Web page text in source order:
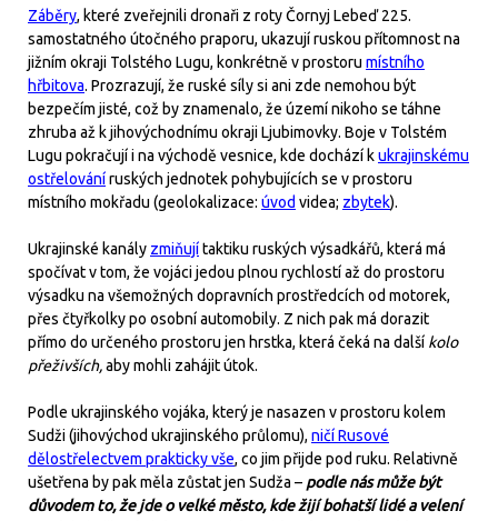
Záběry, které zveřejnili dronaři z roty Čornyj Lebeď 225.
samostatného útočného praporu, ukazují ruskou přítomnost na
jižním okraji Tolstého Lugu, konkrétně v prostoru místního
hřbitova. Prozrazují, že ruské síly si ani zde nemohou být
bezpečím jisté, což by znamenalo, že území nikoho se táhne
zhruba až k jihovýchodnímu okraji Ljubimovky. Boje v Tolstém
Lugu pokračují i na východě vesnice, kde dochází kukrajinskému
ostřelováníruských jednotek pohybujících se v prostoru
místního mokřadu (geolokalizace: úvod videa; zbytek).
Ukrajinské kanály zmiňujítaktiku ruských výsadkářů, která má
spočívat v tom, že vojáci jedou plnou rychlostí až do prostoru
výsadku na všemožných dopravních prostředcích od motorek,
přes čtyřkolky po osobní automobily. Z nich pak má dorazit
přímo do určeného prostoru jen hrstka, která čeká na další kolo
přeživších,aby mohli zahájit útok.
Podle ukrajinského vojáka, který je nasazen v prostoru kolem
Sudži (jihovýchod ukrajinského průlomu), ničí Rusové
dělostřelectvem prakticky vše, co jim přijde pod ruku. Relativně
ušetřena by pak měla zůstat jen Sudža – podle nás může být
důvodem to, že jde o velké město, kde žijí bohatší lidé a velení